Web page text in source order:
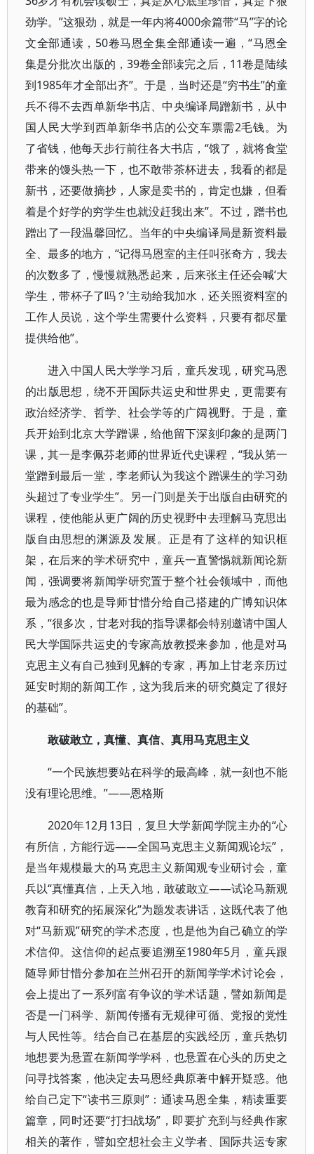
劲学。”这狠劲，就是一年内将4000余篇带“马”字的论
文全部通读，50卷马恩全集全部通读一遍，“马恩全
集是分批次出版的，39卷全部读完之后，11卷是陆续
到1985年才全部出齐”。于是，当时还是“穷书生”的童
兵不得不去西单新华书店、中央编译局蹭新书，从中
国人民大学到西单新华书店的公交车票需2毛钱。为
了省钱，他每天步行前往各大书店，“饿了，就将食堂
带来的馒头热一下，也不敢带茶杯进去，我看的都是
新书，还要做摘抄，人家是卖书的，肯定也嫌，但看
着是个好学的穷学生也就没赶我出来”。不过，蹭书也
蹭出了一段温馨回忆。当年的中央编译局是新资料最
全、最多的地方，“记得马恩室的主任叫张奇方，我去
的次数多了，慢慢就熟悉起来，后来张主任还会喊‘大
学生，带杯子了吗？’主动给我加水，还关照资料室的
工作人员说，这个学生需要什么资料，只要有都尽量
提供给他”。
进入中国人民大学学习后，童兵发现，研究马恩
的出版思想，绕不开国际共运史和世界史，更需要有
政治经济学、哲学、社会学等的广阔视野。于是，童
兵开始到北京大学蹭课，给他留下深刻印象的是两门
课，其一是李佩芬老师的世界近代史课程，“我从第一
堂蹭到最后一堂，李老师认为我这个蹭课生的学习劲
头超过了专业学生”。另一门则是关于出版自由研究的
课程，使他能从更广阔的历史视野中去理解马克思出
版自由思想的渊源及发展。正是有了这样的知识框
架，在后来的学术研究中，童兵一直警惕就新闻论新
闻，强调要将新闻学研究置于整个社会领域中，而他
最为感念的也是导师甘惜分给自己搭建的广博知识体
系，“很多次，甘老对我的指导课都会特别邀请中国人
民大学国际共运史的专家高放教授来参加，他是对马
克思主义有自己独到见解的专家，再加上甘老亲历过
延安时期的新闻工作，这为我后来的研究奠定了很好
的基础”。
敢破敢立，真懂、真信、真用马克思主义
“一个民族想要站在科学的最高峰，就一刻也不能
没有理论思维。”——恩格斯
2020年12月13日，复旦大学新闻学院主办的“心
有所信，方能行远——全国马克思主义新闻观论坛”，
是当年规模最大的马克思主义新闻观专业研讨会，童
兵以“真懂真信，上天入地，敢破敢立——试论马新观
教育和研究的拓展深化”为题发表讲话，这既代表了他
对“马新观”研究的学术态度，也是他为自己确立的学
术信仰。这信仰的起点要追溯至1980年5月，童兵跟
随导师甘惜分参加在兰州召开的新闻学学术讨论会，
会上提出了一系列富有争议的学术话题，譬如新闻是
否是一门科学、新闻传播有无规律可循、党报的党性
与人民性等。结合自己在基层的实践经历，童兵热切
地想要为悬置在新闻学学科，也悬置在心头的历史之
问寻找答案，他决定去马恩经典原著中解开疑惑。他
给自己定下“读书三原则”：通读马恩全集，精读重要
篇章，同时还要“打扫战场”，即要扩充到与经典作家
相关的著作，譬如空想社会主义学者、国际共运专家